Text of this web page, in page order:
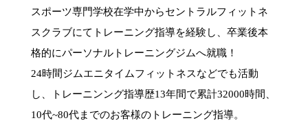
スポーツ専門学校在学中からセントラルフィットネ
スクラブにてトレーニング指導を経験し、卒業後本
格的にパーソナルトレーニングジムへ就職！
24時間ジムエニタイムフィットネスなどでも活動
し、トレーニンング指導歴13年間で累計32000時間、
10代~80代までのお客様のトレーニング指導。